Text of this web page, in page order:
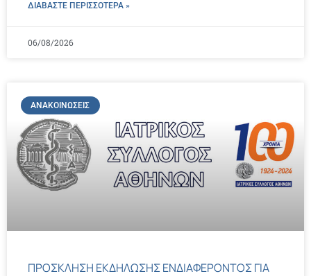
ΔΙΑΒΑΣΤΕ ΠΕΡΙΣΣΌΤΕΡΑ »
06/08/2026
ΑΝΑΚΟΙΝΏΣΕΙΣ
ΠΡΟΣΚΛΗΣΗ ΕΚΔΗΛΩΣΗΣ ΕΝΔΙΑΦΕΡΟΝΤΟΣ ΓΙΑ